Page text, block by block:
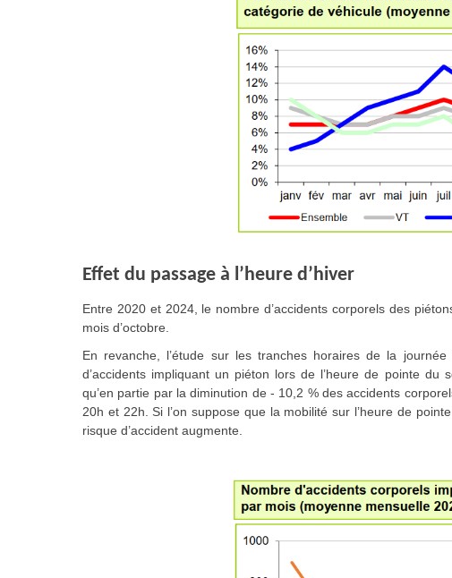
Effet du passage à l’heure d’hiver
Entre 2020 et 2024, le nombre d’accidents corporels des
mois d’octobre.
En revanche, l’étude sur les tranches horaires de la
d’accidents impliquant un piéton lors de l’heure de pointe du
qu’en partie par la diminution de - 10,2 % des accidents
20h et 22h. Si l’on suppose que la mobilité sur l’heure de
risque d’accident augmente.